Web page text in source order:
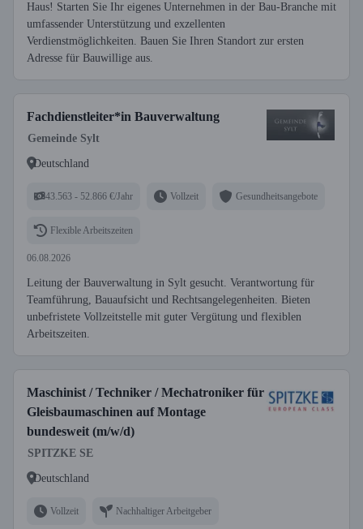
Haus! Starten Sie Ihr eigenes Unternehmen in der Bau-Branche mit
umfassender Unterstützung und exzellenten
Verdienstmöglichkeiten. Bauen Sie Ihren Standort zur ersten
Adresse für Bauwillige aus.
Fachdienstleiter*in Bauverwaltung
Gemeinde Sylt
Deutschland
43.563 - 52.866 €/Jahr Vollzeit Gesundheitsangebote
Flexible Arbeitszeiten
06.08.2026
Leitung der Bauverwaltung in Sylt gesucht. Verantwortung für
Teamführung, Bauaufsicht und Rechtsangelegenheiten. Bieten
unbefristete Vollzeitstelle mit guter Vergütung und flexiblen
Arbeitszeiten.
Maschinist / Techniker / Mechatroniker für
Gleisbaumaschinen auf Montage
bundesweit (m/w/d)
SPITZKE SE
Deutschland
Vollzeit Nachhaltiger Arbeitgeber